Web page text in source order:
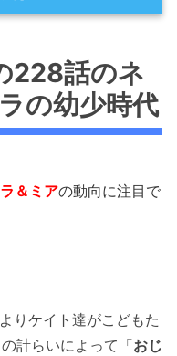
タバレ最新話！サ
る！」まとめ
228話のネ
の幼少時代
＆ミアの動向に注目で
りケイト達がこどもた
計らいによって「おじ